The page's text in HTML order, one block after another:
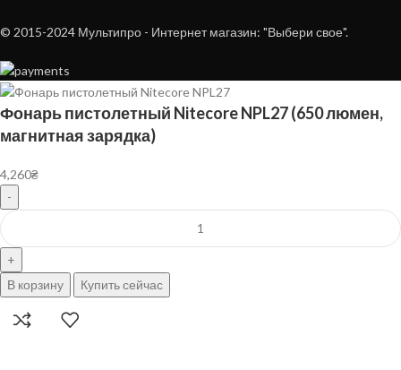
© 2015-2024 Мультипро - Интернет магазин: "Выбери свое".
Фонарь пистолетный Nitecore NPL27 (650 люмен,
магнитная зарядка)
4,260₴
В корзину Купить сейчас